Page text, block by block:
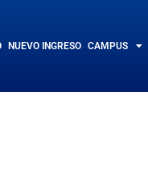
NUEVO INGRESO CAMPUS